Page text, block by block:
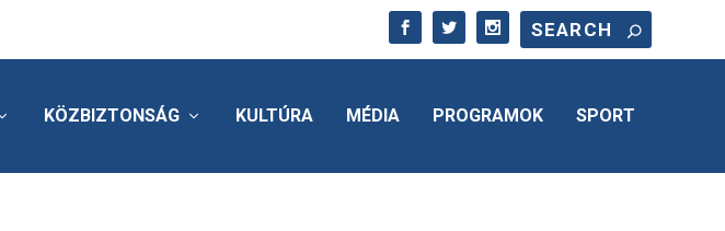
KÖZBIZTONSÁG KULTÚRA MÉDIA PROGRAMOK SPORT